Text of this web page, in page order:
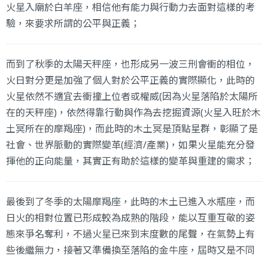
火星入廟於白羊座，相信他有能力與行動力去面對這樣的考
驗，來要求所謂的公平與正義；
而到了秋季的太陽天秤座，也形成另一波三刑會衝的相位，
火日對分更是加強了個人對於公平正義的實際顯化，此時的
火星依然不適宜去衝撞上位者或權威(因為火星落陷於太陽所
在的天秤座)，依然得靠行動與作為去挖掘資源(火星入旺於木
土冥所在的摩羯座)，而此時的木土冥是頂點星群，彰顯了是
社會、世界脈動的實際變革(經濟/產業)，如果火星能充分發
揮他的正向能量，其實正有助於這樣的變革與重建的需求；
最後到了冬季的太陽摩羯座，此時的木土已進入水瓶座，而
日火的相對位置已形成較為成熟的階段，能以互重互敬的姿
態來爭名奪利，不過火星已來到末度數的尾聲，在氣勢上有
些後繼無力，接著又準備換至落陷的金牛座，屆時又是不同